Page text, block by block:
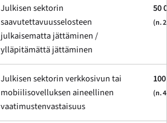
Julkisen sektorin
saavutettavuusselosteen
julkaisematta jättäminen /
ylläpitämättä jättäminen
50
(n.
Julkisen sektorin verkkosivun tai
mobiilisovelluksen aineellinen
vaatimustenvastaisuus
(n.